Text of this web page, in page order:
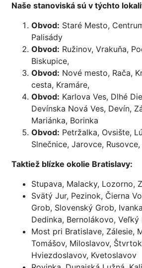
Naše stanoviská sú v týchto
Obvod: Staré Mesto,
Palisády
Obvod: Ružinov, Vrakuňa,
Biskupice,
Obvod: Nové mesto, Rača,
cesta, Kramáre,
Obvod: Karlova Ves, Dlhé
Devínska Nová Ves, Devín,
Mariánka, Borinka
Obvod: Petržalka, Ovsište,
Slnečnice, Jarovce,
Taktiež blízke okolie Bratislavy:
Stupava, Malacky, Lozorno,
Svätý Jur, Pezinok, Čierna
Grob, Slovenský Grob,
Dedinka, Bernolákovo, Veľký
Most pri Bratislave, Zálesie,
Tomášov, Miloslavov,
Hviezdoslavov, Kvetoslavov